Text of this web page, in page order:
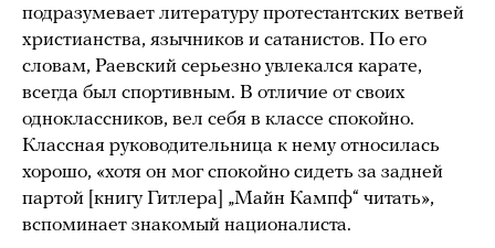
подразумевает литературу протестантских ветвей
христианства, язычников и сатанистов. По его
словам, Раевский серьезно увлекался карате,
всегда был спортивным. В отличие от своих
одноклассников, вел себя в классе спокойно.
Классная руководительница к нему относилась
хорошо, «хотя он мог спокойно сидеть за задней
партой [книгу Гитлера] „Майн Кампф“ читать»,
вспоминает знакомый националиста.